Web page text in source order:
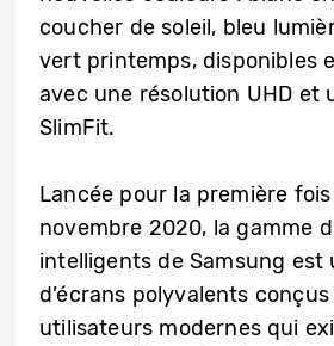
coucher de soleil, bleu
vert printemps, disponibles
avec une résolution UHD et
SlimFit.
Lancée pour la première
novembre 2020, la gamme
intelligents de Samsung est
d’écrans polyvalents
utilisateurs modernes qui